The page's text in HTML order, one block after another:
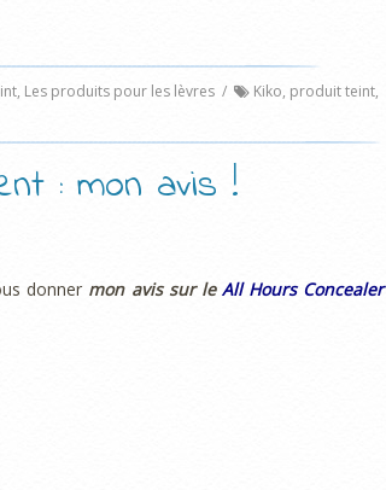
, Les produits pour les lèvres / Kiko, produit teint,
: mon avis !
donner mon avis sur le All Hours Concealer